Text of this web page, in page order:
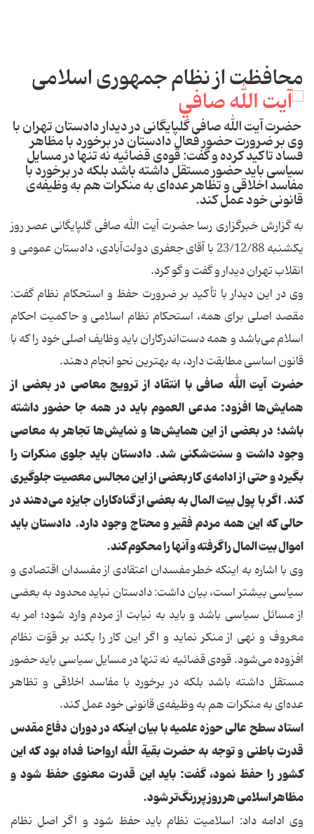
محافظت از نظام جمهوری اسلامی
حضرت آیت الله صافی گلپایگانی در دیدار دادستان تهران با
وی بر ضرورت حضور فعال دادستان در برخورد با مظاهر
فساد تاکید کرده و گفت: قوه‌ی قضائیه نه تنها در مسایل
سیاسی باید حضور مستقل داشته باشد بلکه در برخورد با
مفاسد اخلاقی و تظاهر عده‌ای به منکرات هم به وظیفه‌ی
قانونی خود عمل کند.
به گزارش خبرگزاری رسا حضرت آیت الله صافی گلپایگانی عصر روز
یکشنبه 23/12/88 با آقای جعفری دولت‌آبادی، دادستان عمومی و
انقلاب تهران دیدار و گفت و گو کرد.
وی در این دیدار با تأکید بر ضرورت حفظ و استحکام نظام گفت:
مقصد اصلی برای همه، استحکام نظام اسلامی و حاکمیت احکام
اسلام می‌باشد و همه دست‌اندرکاران باید وظایف اصلی خود را که با
قانون اساسی مطابقت دارد، به بهترین نحو انجام دهند.
حضرت آیت الله صافی با انتقاد از ترویج معاصی در بعضی از
همایش‌ها افزود: مدعی العموم باید در همه جا حضور داشته
باشد؛ در بعضی از این همایش‌ها و نمایش‌ها تجاهر به معاصی
وجود داشت و سنت‌شکنی شد. دادستان باید جلوی منکرات را
بگیرد و حتی از ادامه‌ی کار بعضی از این مجالس معصیت جلوگیری
کند. اگر با پول بیت المال به بعضی از گناه‌کاران جایزه می‌دهند در
حالی که این همه مردم فقیر و محتاج وجود دارد. دادستان باید
اموال بیت المال را گرفته و آنها را محکوم کند.
وی با اشاره به اینکه خطر مفسدان اعتقادی از مفسدان اقتصادی و
سیاسی بیشتر است، بیان داشت: دادستان نباید محدود به بعضی
از مسائل سیاسی باشد و باید به نیابت از مردم وارد شود؛ امر به
معروف و نهی از منکر نماید و اگر این کار را بکند بر قوّت نظام
افزوده می‌شود. قوه‌ی قضائیه نه تنها در مسایل سیاسی باید حضور
مستقل داشته باشد بلکه در برخورد با مفاسد اخلاقی و تظاهر
عده‌ای به منکرات هم به وظیفه‌ی قانونی خود عمل کند.
استاد سطح عالی حوزه علمیه با بیان اینکه در دوران دفاع مقدس
قدرت باطنی و توجه به حضرت بقیة الله ارواحنا فداه بود که این
کشور را حفظ نمود، گفت: باید این قدرت معنوی حفظ شود و
مظاهر اسلامی هر روز پررنگ‌تر شود.
وی ادامه داد: اسلامیت نظام باید حفظ شود و اگر اصل نظام